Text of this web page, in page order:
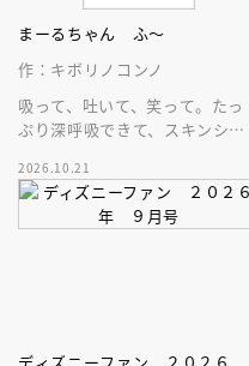
まーるちゃん ふ～
作：キボリノコンノ
吸って、吐いて、笑って。たっ
ぷり深呼吸できて、スキンシッ
家、キボリノコンノ初のファー
ストブック。
2026.10.21